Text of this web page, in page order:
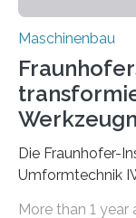
Maschinenbau
Die Fraunhofer-
Umformtechnik
More than 1 year